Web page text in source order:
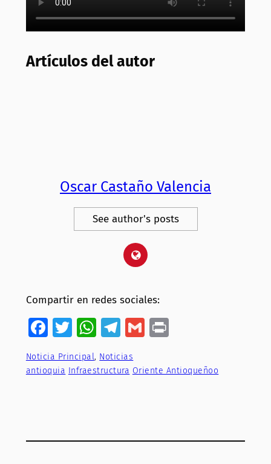
Artículos del autor
Oscar Castaño Valencia
See author's posts
Compartir en redes sociales:
Facebook
Twitter
WhatsApp
Telegram
GmailPrint
Noticia Principal, Noticias
antioquia Infraestructura Oriente Antioqueñoo